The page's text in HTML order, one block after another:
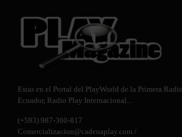
Estas en el Portal del PlayWorld de la Primera
Ecuador, Radio Play Internacional
(+593) 987-360-817
Comercializacion@cadenaplay.com /